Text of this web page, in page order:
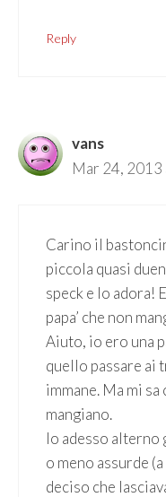
Reply
vans
Mar 24, 2013
Carino il
piccola quasi
speck e lo adora!
papa’ che non
Aiuto, io ero una
quello passare ai
immane. Ma mi
mangiano.
Io adesso
o meno assurde
deciso che